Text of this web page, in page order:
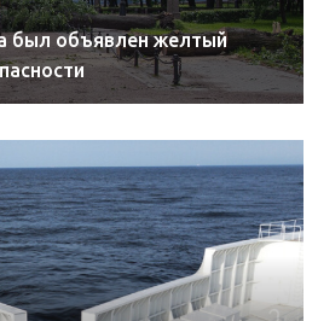
был объявлен желтый